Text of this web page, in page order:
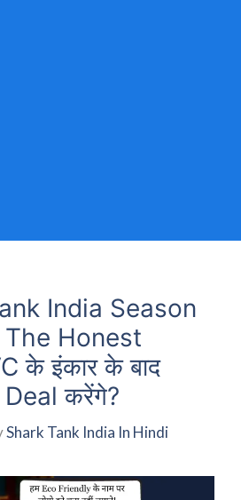
India Season
Honest
के इंकार के बाद
करेंगे?
Shark Tank India In Hindi